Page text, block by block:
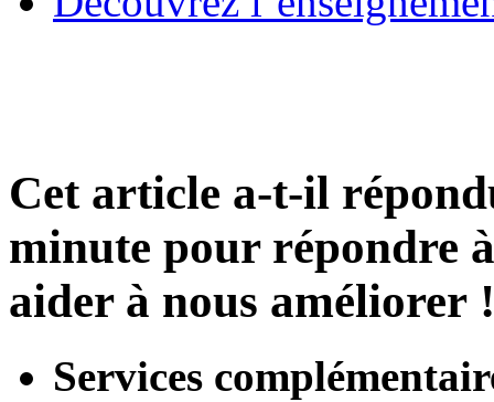
Cet article a-t-il
minute pour répondre
aider à nous améliorer !
Services